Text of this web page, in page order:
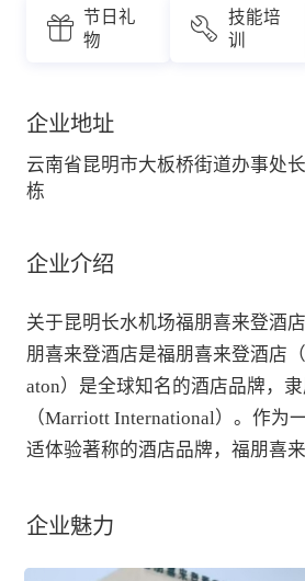
节日礼
物
技能培
训
企业地址
云南省昆明市大板桥街道办事处
栋
企业介绍
关于昆明长水机场福朋喜来登酒
朋喜来登酒店是福朋喜来登酒店
aton）是全球知名的酒店品牌，
（Marriott International）。作为
适体验著称的酒店品牌，福朋喜
企业魅力